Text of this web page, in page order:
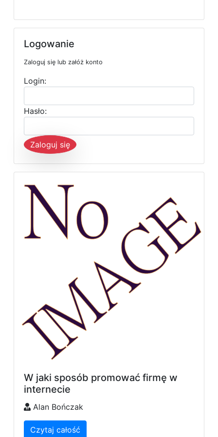
Logowanie
Zaloguj się lub załóż konto
Login:
Hasło:
Zaloguj się
W jaki sposób promować firmę w
internecie
Alan Bończak
Czytaj całość